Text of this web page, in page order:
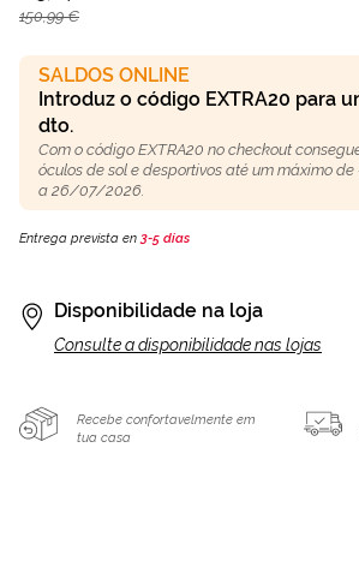
150,99 €
SALDOS ONLINE
Introduz o código EXTRA20 para
dto.
Com o código EXTRA20 no checkout
óculos de sol e desportivos até um máximo
a 26/07/2026.
Entrega prevista en3-5 días
Disponibilidade na loja
Consulte a disponibilidade nas lojas
Recebe confortavelmente em
tua casa